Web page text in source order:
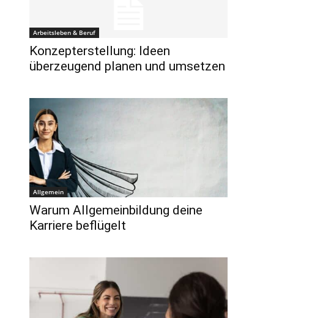
Arbeitsleben & Beruf
Konzepterstellung: Ideen
überzeugend planen und umsetzen
Allgemein
Warum Allgemeinbildung deine
Karriere beflügelt